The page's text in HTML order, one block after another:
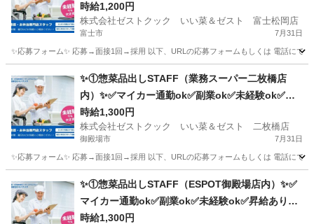
✅週2～ok✅扶養内ok
時給1,200円
株式会社ゼストクック いい菜＆ゼスト 富士松岡店
富士市 7月31日
✨応募フォーム✨ 応募→面接1回→採用 以下、URLの応募フォームもしくは 電話にて
キッチン スタッフ
✨①惣菜品出しSTAFF（業務スーパー二枚橋店
内）✨✅マイカー通勤ok✅副業ok✅未経験ok✅昇
給あり✅週2～ok✅扶養内ok
時給1,300円
株式会社ゼストクック いい菜＆ゼスト 二枚橋店
御殿場市 7月31日
✨応募フォーム✨ 応募→面接1回→採用 以下、URLの応募フォームもしくは 電話にて
キッチン 業務スーパー
✨①惣菜品出しSTAFF（ESPOT御殿場店内）✨✅
マイカー通勤ok✅副業ok✅未経験ok✅昇給あり✅
週2～ok✅扶養内ok
時給1,300円